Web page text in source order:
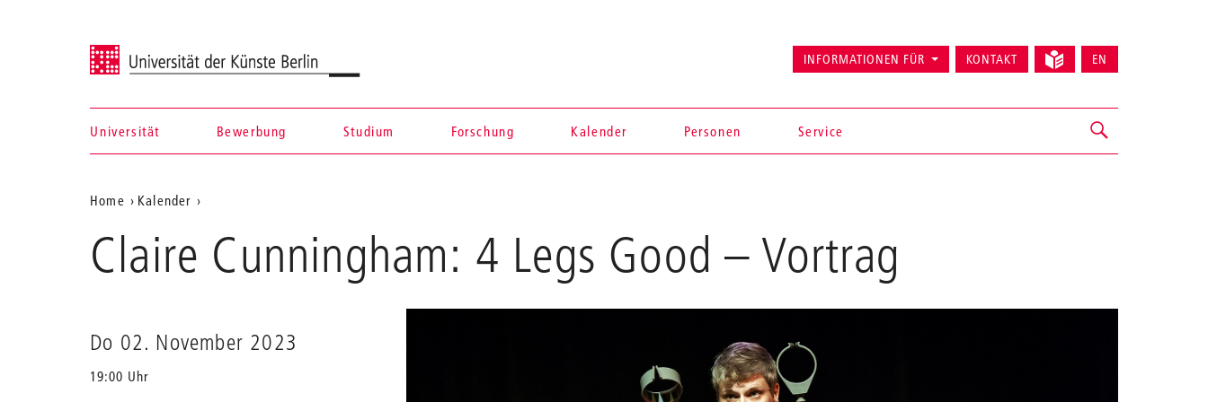
Universität der Künste Berlin
Navigation &
Suche
Universität Bewerbung Studium Forschung Kalender Personen Service
INFORMATIONEN FÜR KONTAKT EN
Aktuelle
Position
auf
Home
Kalender
Cunningham:
Legs
Claire Cunningham: 4 Legs Good – Vortrag
Do 02. November 2023
19:00 Uhr